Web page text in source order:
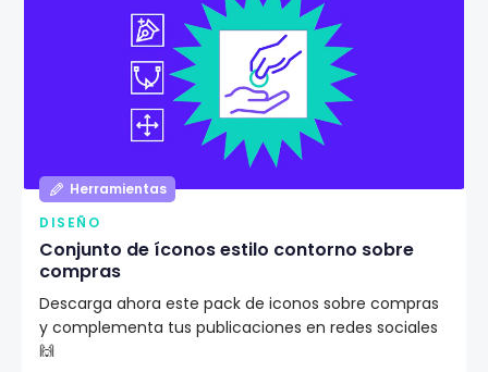
Herramientas
DISEÑO
Conjunto de íconos estilo contorno sobre
compras
Descarga ahora este pack de iconos sobre compras
y complementa tus publicaciones en redes sociales
🙌